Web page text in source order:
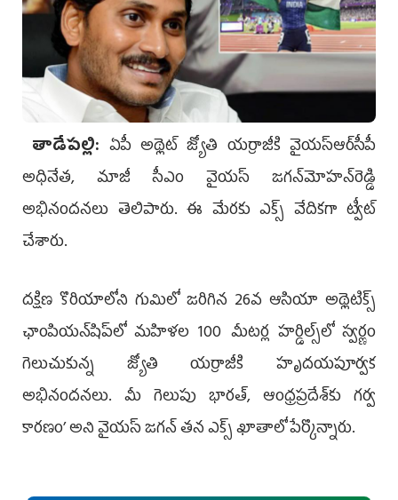
తాడేపల్లి: ఏపీ అథ్లెట్‌ జ్యోతి యర్రాజీకి వైయ‌స్ఆర్‌సీపీ
అధినేత, మాజీ సీఎం వైయ‌స్‌ జగన్‌మోహన్‌రెడ్డి
అభినందనలు తెలిపారు. ఈ మేర‌కు ఎక్స్ వేదిక‌గా ట్వీట్
చేశారు.
దక్షిణ కొరియాలోని గుమిలో జరిగిన 26వ ఆసియా అథ్లెటిక్స్
ఛాంపియన్‌షిప్‌లో మహిళల 100 మీటర్ల హర్డిల్స్‌లో స్వర్ణం
గెలుచుకున్న జ్యోతి యర్రాజీకి హృదయపూర్వక
అభినందనలు. మీ గెలుపు భార‌త్‌, ఆంధ్ర‌ప్ర‌దేశ్‌కు గ‌ర్వ
కార‌ణం’ అని వైయ‌స్ జ‌గ‌న్ త‌న ఎక్స్ ఖాతాలో పేర్కొన్నారు.